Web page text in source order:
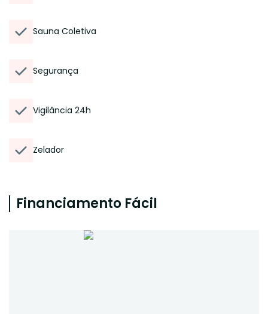
Sauna Coletiva
Segurança
Vigilância 24h
Zelador
Financiamento Fácil